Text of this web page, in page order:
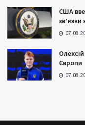
США
зв’язки
Європи